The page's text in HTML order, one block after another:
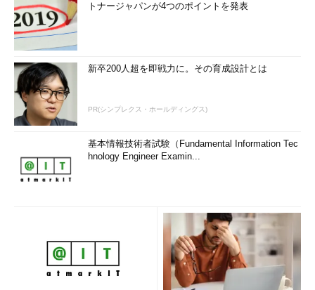
トナージャパンが4つのポイントを発表
新卒200人超を即戦力に。その育成設計とは
PR(シンプレクス・ホールディングス)
基本情報技術者試験（Fundamental Information Tec
hnology Engineer Examin...